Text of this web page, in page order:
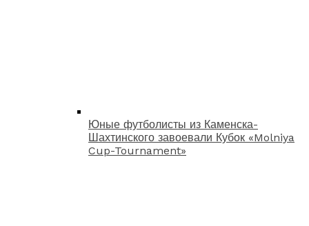
Юные футболисты из Каменска-
Шахтинского завоевали Кубок «Molniya
Cup-Tournament»